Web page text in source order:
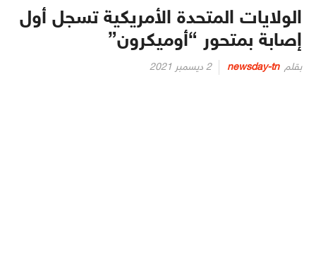
الولايات المتحدة الأمريكية تسجل أول
إصابة بمتحور “أوميكرون”
بقلم newsday-tn
Posted
2 ديسمبر 2021